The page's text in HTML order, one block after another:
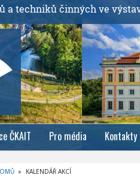
a techniků činných ve
ČKAIT Pro média Kontakty
» KALENDÁŘ AKCÍ